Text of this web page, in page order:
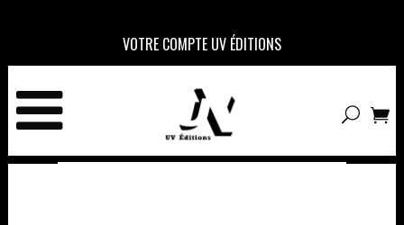
VOTRE COMPTE UV ÉDITIONS